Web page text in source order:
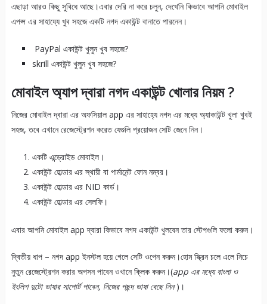
এছাড়া আরও কিছু সুবিধে আছে।এবার দেরি না করে চলুন, দেখেনি কিভাবে আপনি মোবাইল
এপপ্স এর সাহায্যে খুব সহজে একটি নগদ একাউন্ট বানাতে পারনেন।
PayPal একাউন্ট খুলুন খুব সহজে?
skrill একাউন্ট খুলুন খুব সহজে?
মোবাইল অ্যাপ দ্বারা নগদ একাউন্ট খোলার নিয়ম ?
নিজের মোবাইল দ্বারা এর অফসিয়াল app এর সাহাহ্যে নগদ এর মধ্যে অ্যাকাউন্ট খুলা খুবই
সহজ, তবে এখানে রেজেস্ট্রেশন করেত যেগুলি প্রয়োজন সেটি জেনে নিন।
একটি এন্ড্রোইড মোবাইল।
একাউন্ট হোল্ডার এর স্থায়ী বা পার্মানেন্ট ফোন নম্বর।
একাউন্ট হোল্ডার এর NID কার্ড।
একাউন্ট হোল্ডার এর সেলফি।
এবার আপনি মোবাইল app দ্বারা কিভাবে নগদ একাউন্ট খুলবেন তার স্টেপগুলি ফলো করুন।
দ্বিতীয় ধাপ – নগদ app ইনস্টল হয়ে গেলে সেটি ওপেন করুন।হোম স্ক্রিন চলে এলে নিচে
নুতুন রেজেস্ট্রেশন করার অপসন পাবেন ওখানে ক্লিক করুন।(app এর মধ্যে বাংলা ও
ইংলিশ দুটো ভাষার সাপোর্ট পাবেন, নিজের পছন্দ ভাষা বেছে নিন)।